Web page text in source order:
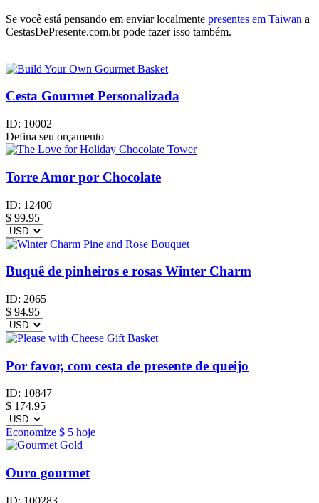
Se você está pensando em enviar localmente presentes em Taiwan a
CestasDePresente.com.br pode fazer isso também.
Cesta Gourmet Personalizada
ID: 10002
Defina seu orçamento
Torre Amor por Chocolate
ID: 12400
$ 99.95
Buquê de pinheiros e rosas Winter Charm
ID: 2065
$ 94.95
Por favor, com cesta de presente de queijo
ID: 10847
$ 174.95
Economize $ 5 hoje
Ouro gourmet
ID: 100283